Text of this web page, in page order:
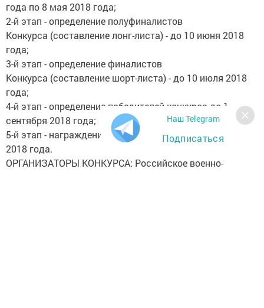
года по 8 мая 2018 года;
2-й этап - определение полуфиналистов
Конкурса (составление лонг-листа) - до 10 июня 2018
года;
3-й этап - определение финалистов
Конкурса (составление шорт-листа) - до 10 июля 2018
года;
4-й этап - определение победителей конкурса до 1
сентября 2018 года;
5-й этап - награждение победителей - до 25 декабря
2018 года.
ОРГАНИЗАТОРЫ КОНКУРСА: Российское военно-
Наш Telegram
Подписаться